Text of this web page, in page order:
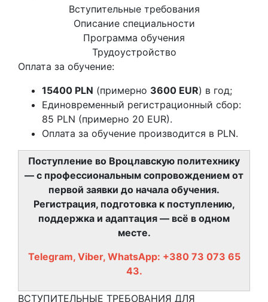
Вступительные требования
Описание специальности
Программа обучения
Трудоустройство
Оплата за обучение:
15400 PLN (примерно 3600 EUR) в год;
Единовременный регистрационный сбор:
85 PLN (примерно 20 EUR).
Оплата за обучение производится в PLN.
Поступление во Вроцлавскую политехнику
— с профессиональным сопровождением от
первой заявки до начала обучения.
Регистрация, подготовка к поступлению,
поддержка и адаптация — всё в одном
месте.
Telegram, Viber, WhatsApp: +380 73 073 65
43.
ВСТУПИТЕЛЬНЫЕ ТРЕБОВАНИЯ ДЛЯ